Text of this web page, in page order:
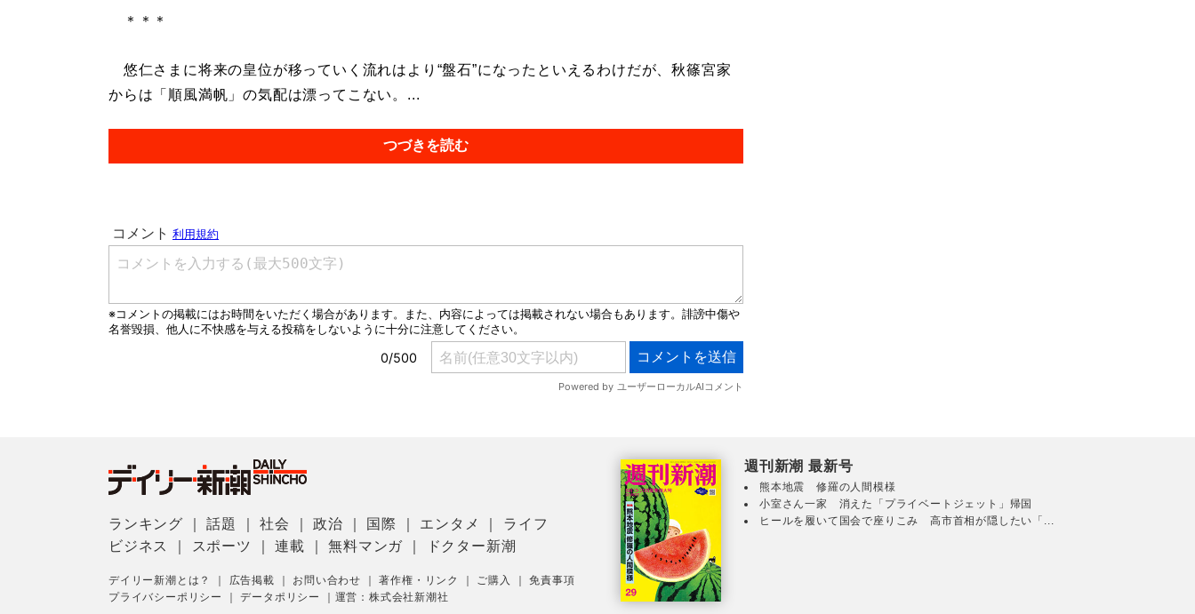
＊＊＊
悠仁さまに将来の皇位が移っていく流れはより“盤石”になったといえるわけだが、秋篠宮家
からは「順風満帆」の気配は漂ってこない。...
つづきを読む
ランキング ｜話題 ｜社会 ｜政治 国際 エンタメ
ライフ
ビジネス
スポーツ ｜連載 ｜無料マンガ ドクター新潮
デイリー新潮とは？ ｜ 広告掲載 ｜ お問い合わせ ｜著作権・リンク ｜ ご購入 ｜免責事項
プライバシーポリシー
｜データポリシー ｜ 運営：株式会社新潮社
週刊新潮 最新号
熊本地震 修羅の人間模様
小室さん一家 消えた「プライベートジェット」帰国
ヒールを履いて国会で座りこみ 高市首相が隠したい「...